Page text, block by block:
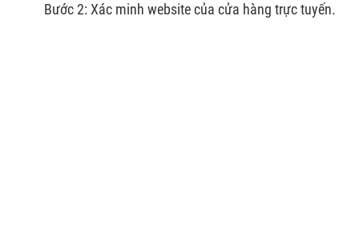
Bước 2: Xác minh website của cửa hàng trực tuyến.